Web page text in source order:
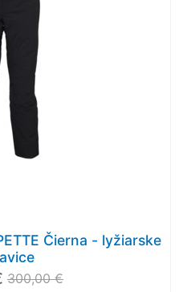
Čierna - lyžiarske
300,00 €